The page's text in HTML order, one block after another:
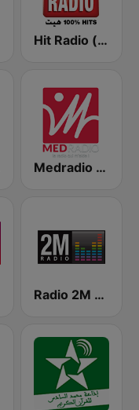
Hit Radio (هيت راديو)
Medradio (ميد راديو)
Radio 2M (راديو 2 م)